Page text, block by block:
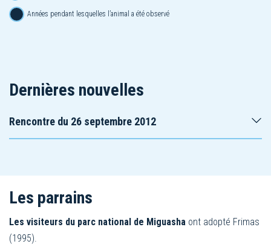
Années pendant lesquelles l’animal a été observé
Dernières nouvelles
Rencontre du 26 septembre 2012
Les parrains
Les visiteurs du parc national de Miguasha ont adopté Frimas
(1995).